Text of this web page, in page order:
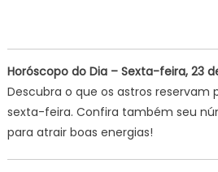
Horóscopo do Dia – Sexta-feira, 23
Descubra o que os astros reservam
sexta-feira. Confira também seu
para atrair boas energias!